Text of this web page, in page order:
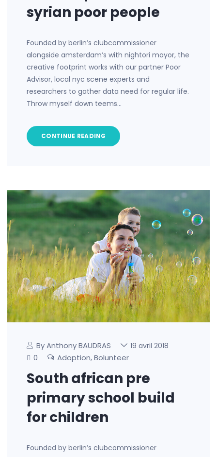
syrian poor people
Founded by berlin’s clubcommissioner
alongside amsterdam’s with nightori mayor, the
creative footprint works with our partner Poor
Advisor, local nyc scene experts and
researchers to gather data need for regular life.
Throw myself down teems…
CONTINUE READING
By Anthony BAUDRAS 19 avril 2018
0 Adoption, Bolunteer
South african pre
primary school build
for children
Founded by berlin’s clubcommissioner